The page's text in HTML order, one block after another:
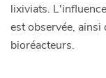
lixiviats.
est observée,
bioréacteurs.